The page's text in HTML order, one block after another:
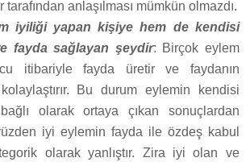
anlaşılması mümkün olmazdı.
iyiliği yapan kişiye hem de kendisi
fayda sağlayan şeydir: Birçok eylem
itibariyle fayda üretir ve faydanın
kolaylaştırır. Bu durum eylemin kendisi
olarak ortaya çıkan sonuçlardan
iyi eylemin fayda ile özdeş kabul
olarak yanlıştır. Zira iyi olan ve